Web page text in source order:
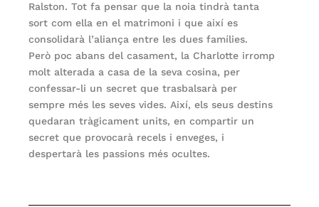
Ralston. Tot fa pensar que la noia tindrà tanta
sort com ella en el matrimoni i que així es
consolidarà l’aliança entre les dues famílies.
Però poc abans del casament, la Charlotte irromp
molt alterada a casa de la seva cosina, per
confessar-li un secret que trasbalsarà per
sempre més les seves vides. Així, els seus destins
quedaran tràgicament units, en compartir un
secret que provocarà recels i enveges, i
despertarà les passions més ocultes.